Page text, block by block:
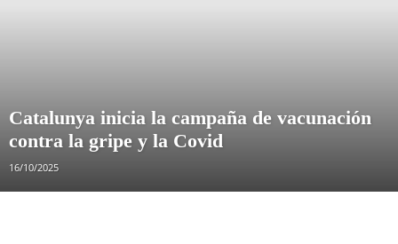
Catalunya inicia la campaña de vacunación
contra la gripe y la Covid
16/10/2025